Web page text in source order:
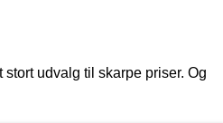
stort udvalg til skarpe priser. Og